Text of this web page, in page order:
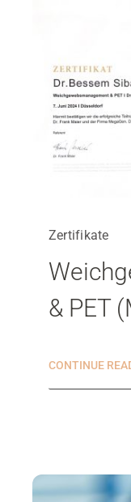
Zertifikate
& PET
CONTINUE